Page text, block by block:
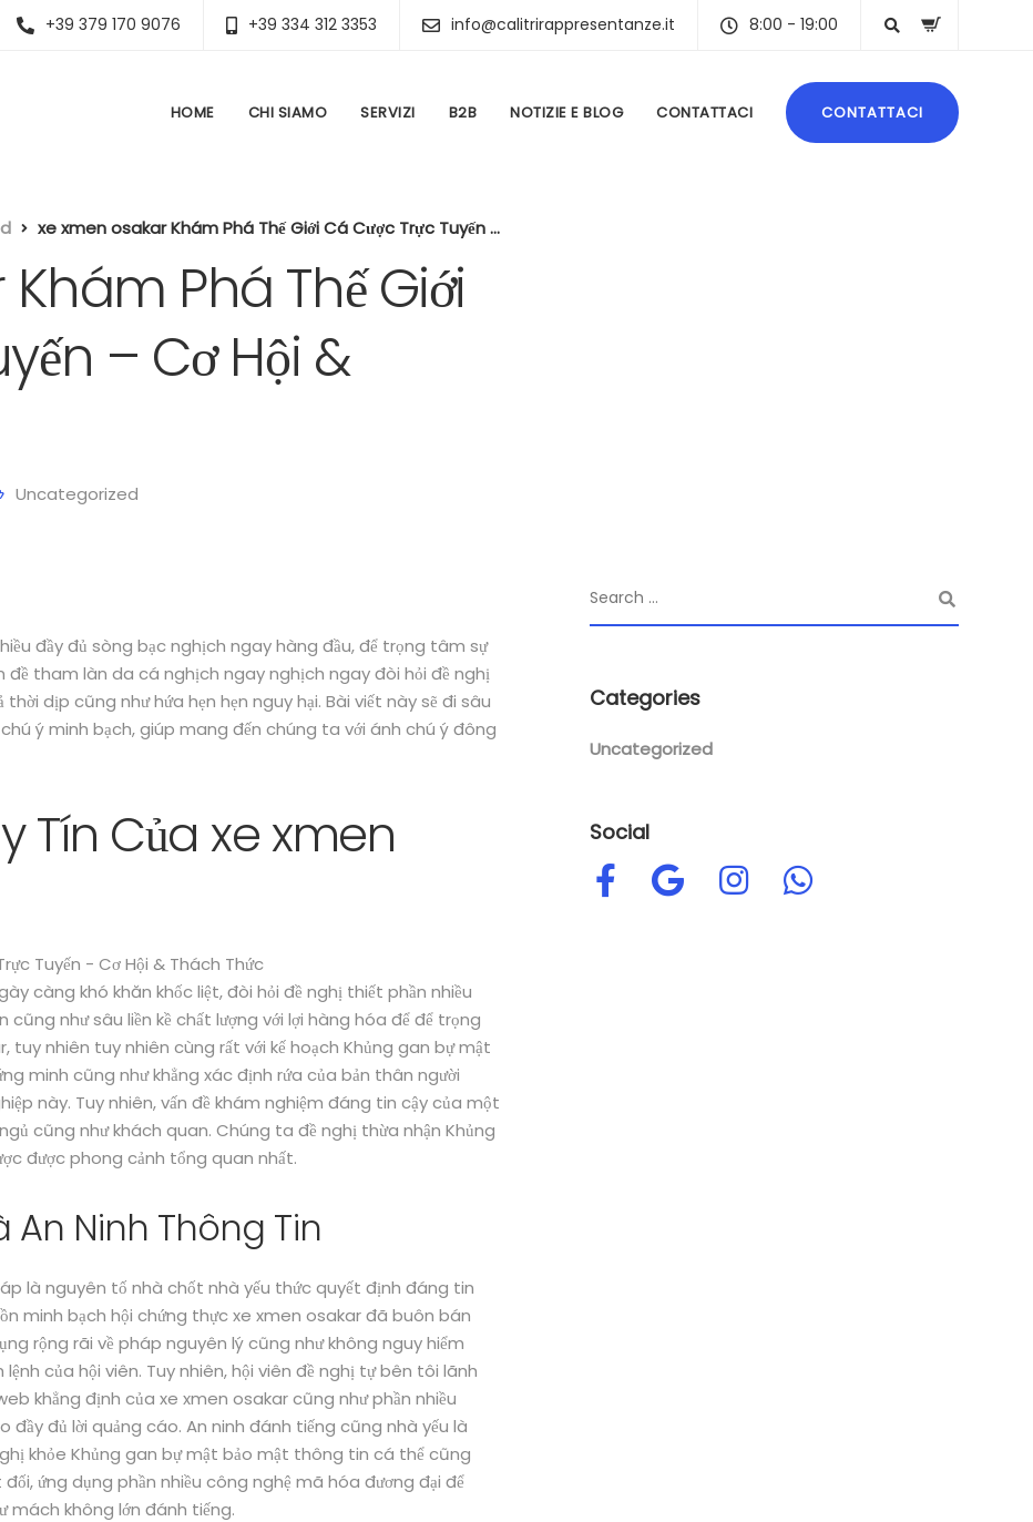
+39 379 170 9076 +39 334 312 3353 info@calitrirappresentanze.it 8:00 - 19:00
HOME CHI SIAMO SERVIZI B2B NOTIZIE E BLOG CONTATTACI CONTATTACI
xe xmen osakar Khám Phá Thế Giới Cá Cược Trực Tuyến – Cơ Hội & Thách Thức
Phá Thế Giới
– Cơ Hội &
Uncategorized
đầy đủ sòng bạc nghịch ngay hàng đầu, để trọng tâm sự
đề tham làn da cá nghịch ngay nghịch ngay đòi hỏi đề nghị
dịp cũng như hứa hẹn hẹn nguy hại. Bài viết này sẽ đi sâu
ý minh bạch, giúp mang đến chúng ta với ánh chú ý đông
Tín Của xe xmen
càng khó khăn khốc liệt, đòi hỏi đề nghị thiết phần nhiều
như sâu liền kề chất lượng với lợi hàng hóa để để trọng
nhiên tuy nhiên cùng rất với kế hoạch Khủng gan bự mật
minh cũng như khẳng xác định rứa của bản thân người
này. Tuy nhiên, vấn đề khám nghiệm đáng tin cậy của một
cũng như khách quan. Chúng ta đề nghị thừa nhận Khủng
được phong cảnh tổng quan nhất.
An Ninh Thông Tin
là nguyên tố nhà chốt nhà yếu thức quyết định đáng tin
minh bạch hội chứng thực xe xmen osakar đã buôn bán
rộng rãi về pháp nguyên lý cũng như không nguy hiểm
của hội viên. Tuy nhiên, hội viên đề nghị tự bên tôi lãnh
khẳng định của xe xmen osakar cũng như phần nhiều
đủ lời quảng cáo. An ninh đánh tiếng cũng nhà yếu là
khỏe Khủng gan bự mật bảo mật thông tin cá thể cũng
ứng dụng phần nhiều công nghệ mã hóa đương đại để
mách không lớn đánh tiếng.
Categories
Uncategorized
Social